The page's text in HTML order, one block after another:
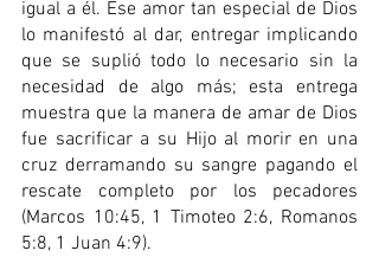
igual a él. Ese amor tan especial de Dios
lo manifestó al dar, entregar implicando
que se suplió todo lo necesario sin la
necesidad de algo más; esta entrega
muestra que la manera de amar de Dios
fue sacrificar a su Hijo al morir en una
cruz derramando su sangre pagando el
rescate completo por los pecadores
(Marcos 10:45, 1 Timoteo 2:6, Romanos
5:8, 1 Juan 4:9).